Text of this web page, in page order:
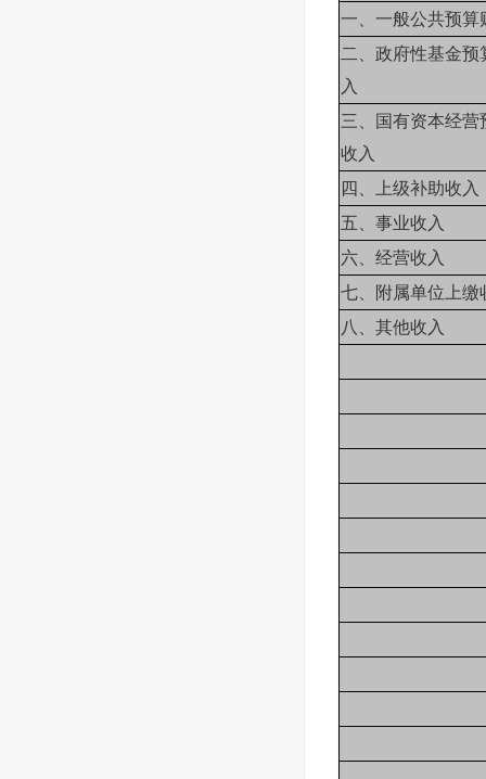
一、一般公共预算
二、政府性基金预
入
三、国有资本经营
收入
四、上级补助收入
五、事业收入
六、经营收入
七、附属单位上缴
八、其他收入